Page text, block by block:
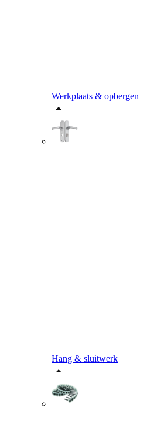
Werkplaats & opbergen
Hang & sluitwerk